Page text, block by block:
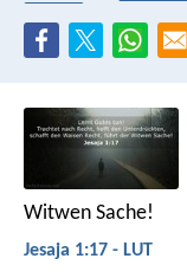
Witwen Sache!
Jesaja 1:17 - LUT